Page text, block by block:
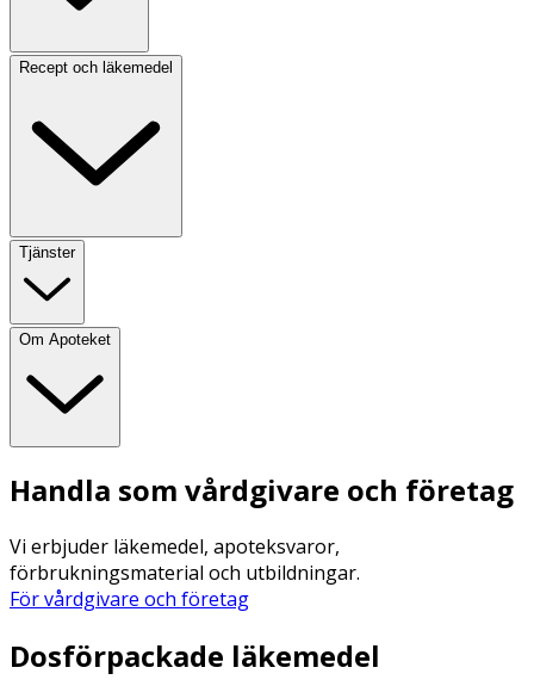
Recept och läkemedel
Tjänster
Om Apoteket
Handla som vårdgivare och företag
Vi erbjuder läkemedel, apoteksvaror,
förbrukningsmaterial och utbildningar.
För vårdgivare och företag
Dosförpackade läkemedel